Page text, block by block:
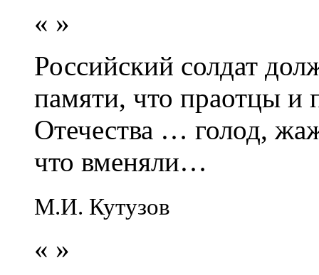
« »
Российский солдат
памяти, что праотцы и
Отечества … голод,
что вменяли…
М.И. Кутузов
« »